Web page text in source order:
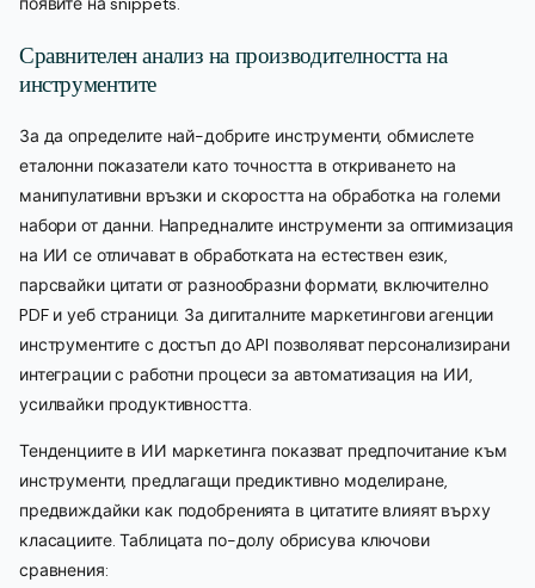
Сравнителен анализ на производителността на
инструментите
За да определите най-добрите инструменти, обмислете
еталонни показатели като точността в откриването на
манипулативни връзки и скоростта на обработка на големи
набори от данни. Напредналите инструменти за оптимизация
на ИИ се отличават в обработката на естествен език,
парсвайки цитати от разнообразни формати, включително
PDF и уеб страници. За дигиталните маркетингови агенции
инструментите с достъп до API позволяват персонализирани
интеграции с работни процеси за автоматизация на ИИ,
усилвайки продуктивността.
Тенденциите в ИИ маркетинга показват предпочитание към
инструменти, предлагащи предиктивно моделиране,
предвиждайки как подобренията в цитатите влияят върху
класациите. Таблицата по-долу обрисува ключови
сравнения: